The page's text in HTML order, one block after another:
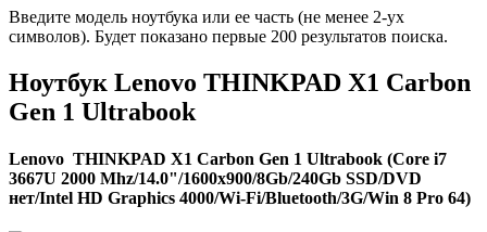
Введите модель ноутбука или ее часть (не менее 2-ух
символов). Будет показано первые 200 результатов поиска.
Ноутбук Lenovo THINKPAD X1 Carbon
Gen 1 Ultrabook
Lenovo THINKPAD X1 Carbon Gen 1 Ultrabook (Core i7
3667U 2000 Mhz/14.0"/1600x900/8Gb/240Gb SSD/DVD
нет/Intel HD Graphics 4000/Wi-Fi/Bluetooth/3G/Win 8 Pro 64)